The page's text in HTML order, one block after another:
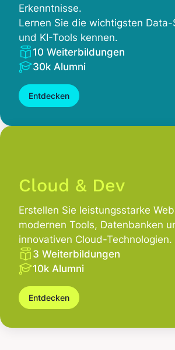
Erkenntnisse.
Lernen Sie die wichtigsten Data-
und KI-Tools kennen.
10 Weiterbildungen
30k Alumni
Entdecken
Cloud & Dev
Erstellen Sie leistungsstarke
modernen Tools, Datenbanken
innovativen Cloud-Technologien.
3 Weiterbildungen
10k Alumni
Entdecken